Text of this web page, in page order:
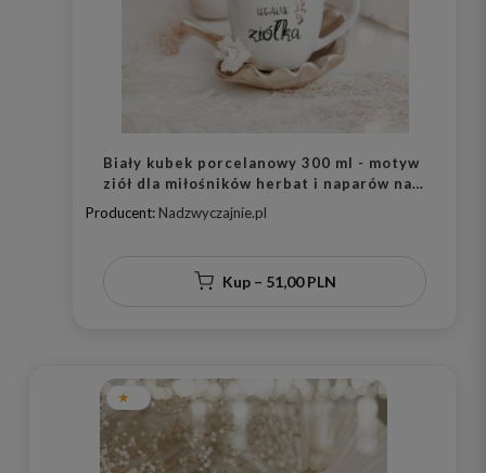
Biały kubek porcelanowy 300 ml - motyw
ziół dla miłośników herbat i naparów na
urodziny
Producent: Nadzwyczajnie.pl
Kup – 51,00 PLN